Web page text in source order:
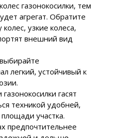
газонокосилки, тем
агрегат. Обратите
узкие колеса,
внешний вид
легкий, устойчивый к
гасят
техникой удобней,
участка.
предпочтительнее